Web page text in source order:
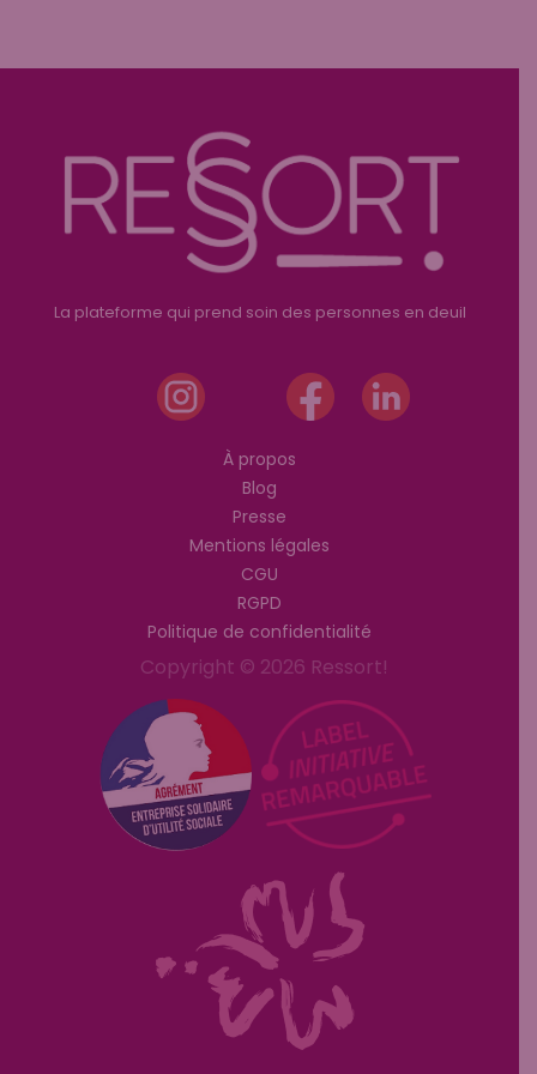
La plateforme qui prend soin des personnes en deuil
À propos
Blog
Presse
Mentions légales
CGU
RGPD
Politique de confidentialité
Copyright © 2026 Ressort!